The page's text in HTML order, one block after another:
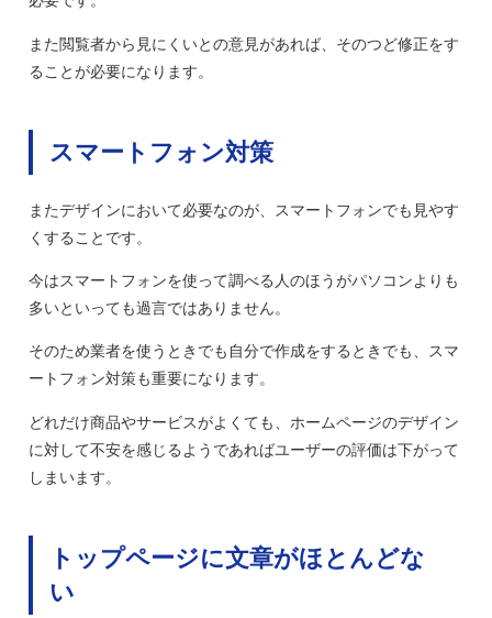
また閲覧者から見にくいとの意見があれば、そのつど修正をす
ることが必要になります。
スマートフォン対策
またデザインにおいて必要なのが、スマートフォンでも見やす
くすることです。
今はスマートフォンを使って調べる人のほうがパソコンよりも
多いといっても過言ではありません。
そのため業者を使うときでも自分で作成をするときでも、スマ
ートフォン対策も重要になります。
どれだけ商品やサービスがよくても、ホームページのデザイン
に対して不安を感じるようであればユーザーの評価は下がって
しまいます。
トップページに文章がほとんどな
い